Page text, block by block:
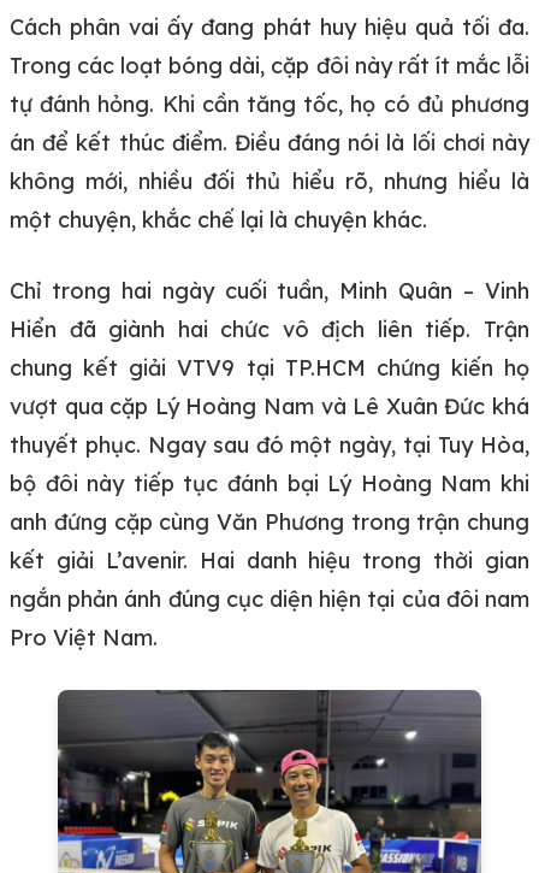
Cách phân vai ấy đang phát huy hiệu quả tối đa.
Trong các loạt bóng dài, cặp đôi này rất ít mắc lỗi
tự đánh hỏng. Khi cần tăng tốc, họ có đủ phương
án để kết thúc điểm. Điều đáng nói là lối chơi này
không mới, nhiều đối thủ hiểu rõ, nhưng hiểu là
một chuyện, khắc chế lại là chuyện khác.
Chỉ trong hai ngày cuối tuần, Minh Quân – Vinh
Hiển đã giành hai chức vô địch liên tiếp. Trận
chung kết giải VTV9 tại TP.HCM chứng kiến họ
vượt qua cặp Lý Hoàng Nam và Lê Xuân Đức khá
thuyết phục. Ngay sau đó một ngày, tại Tuy Hòa,
bộ đôi này tiếp tục đánh bại Lý Hoàng Nam khi
anh đứng cặp cùng Văn Phương trong trận chung
kết giải L’avenir. Hai danh hiệu trong thời gian
ngắn phản ánh đúng cục diện hiện tại của đôi nam
Pro Việt Nam.